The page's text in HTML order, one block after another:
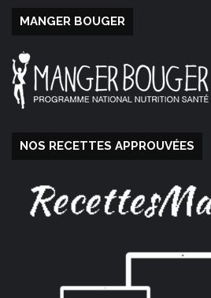
MANGER BOUGER
NOS RECETTES APPROUVÉES